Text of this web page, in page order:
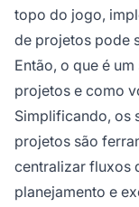
topo do jogo,
de projetos pode
Então, o que é
projetos e como
Simplificando, os
projetos são
centralizar fluxos
planejamento e